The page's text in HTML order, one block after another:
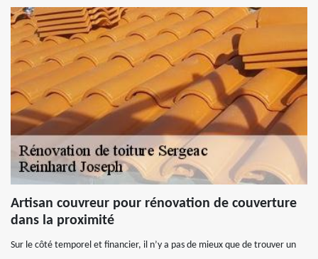
Artisan couvreur pour rénovation de couverture
dans la proximité
Sur le côté temporel et financier, il n’y a pas de mieux que de trouver un